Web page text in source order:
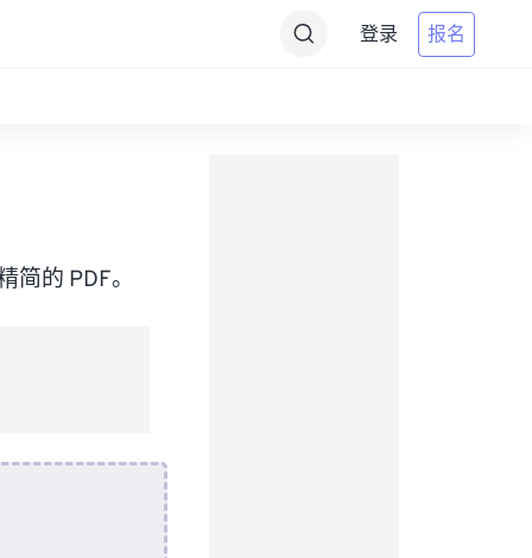
登录 报名
的 PDF。